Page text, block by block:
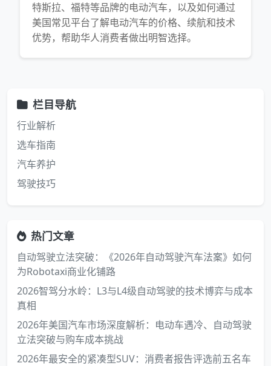
特斯拉、福特等品牌的电动汽车，以及如何通过
美国常见平台了解电动汽车的价格、续航和技术
优势，帮助华人消费者做出明智选择。
栏目导航
行业解析
选车指南
汽车养护
驾驶技巧
热门文章
自动驾驶立法突破：《2026年自动驾驶汽车法案》如何
为Robotaxi商业化铺路
2026智驾分水岭：L3与L4级自动驾驶的技术博弈与成本
真相
2026年美国汽车市场深度解析：电动车遇冷、自动驾驶
立法突破与购车成本挑战
2026年最安全的紧凑型SUV：消费者报告评选前五名车